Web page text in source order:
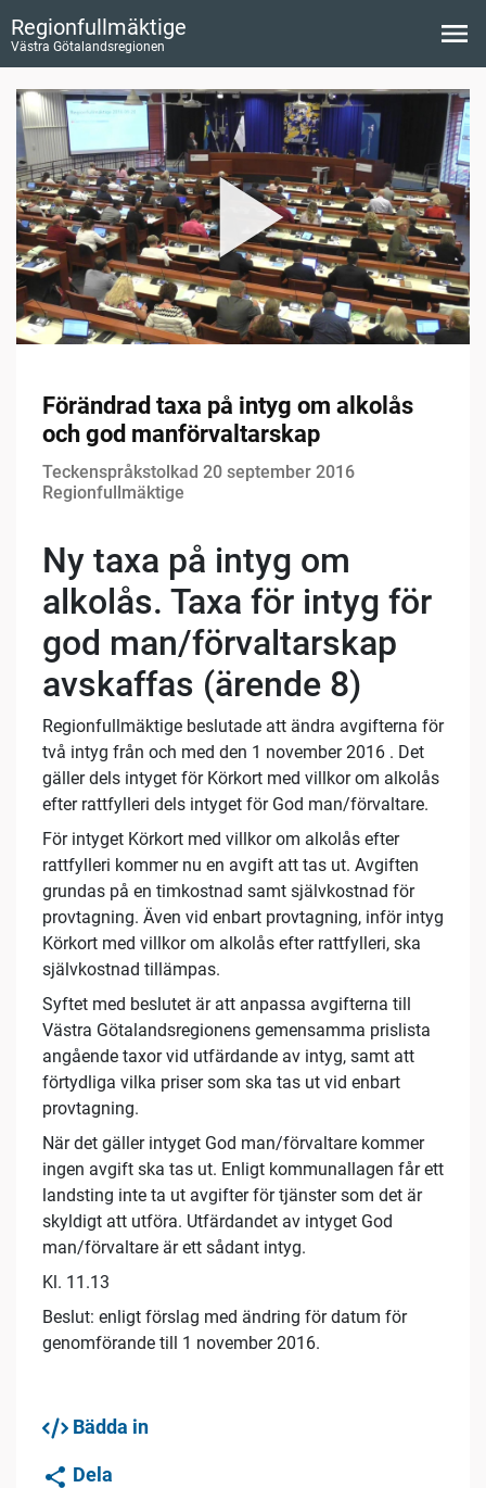
Regionfullmäktige
Västra Götalandsregionen
Förändrad taxa på intyg om alkolås
och god manförvaltarskap
Teckenspråkstolkad 20 september 2016
Regionfullmäktige
Ny taxa på intyg om
alkolås. Taxa för intyg för
god man/förvaltarskap
avskaffas (ärende 8)
Regionfullmäktige beslutade att ändra avgifterna för
två intyg från och med den 1 november 2016 . Det
gäller dels intyget för Körkort med villkor om alkolås
efter rattfylleri dels intyget för God man/förvaltare.
För intyget Körkort med villkor om alkolås efter
rattfylleri kommer nu en avgift att tas ut. Avgiften
grundas på en timkostnad samt självkostnad för
provtagning. Även vid enbart provtagning, inför intyg
Körkort med villkor om alkolås efter rattfylleri, ska
självkostnad tillämpas.
Syftet med beslutet är att anpassa avgifterna till
Västra Götalandsregionens gemensamma prislista
angående taxor vid utfärdande av intyg, samt att
förtydliga vilka priser som ska tas ut vid enbart
provtagning.
När det gäller intyget God man/förvaltare kommer
ingen avgift ska tas ut. Enligt kommunallagen får ett
landsting inte ta ut avgifter för tjänster som det är
skyldigt att utföra. Utfärdandet av intyget God
man/förvaltare är ett sådant intyg.
Kl. 11.13
Beslut: enligt förslag med ändring för datum för
genomförande till 1 november 2016.
Bädda in
Dela